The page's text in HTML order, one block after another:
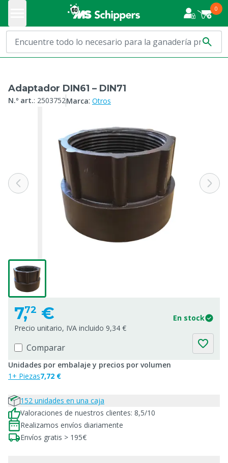
0
Adaptador DIN61 – DIN71
N.º art.: 2503752Marca: Otros
7,72 €
En stock
Precio unitario, IVA incluido 9,34 €
Comparar
Unidades por embalaje y precios por volumen
1+ Piezas7,72 €
152 unidades en una caja
Valoraciones de nuestros clientes: 8,5/10
Realizamos envíos diariamente
Envíos gratis > 195€